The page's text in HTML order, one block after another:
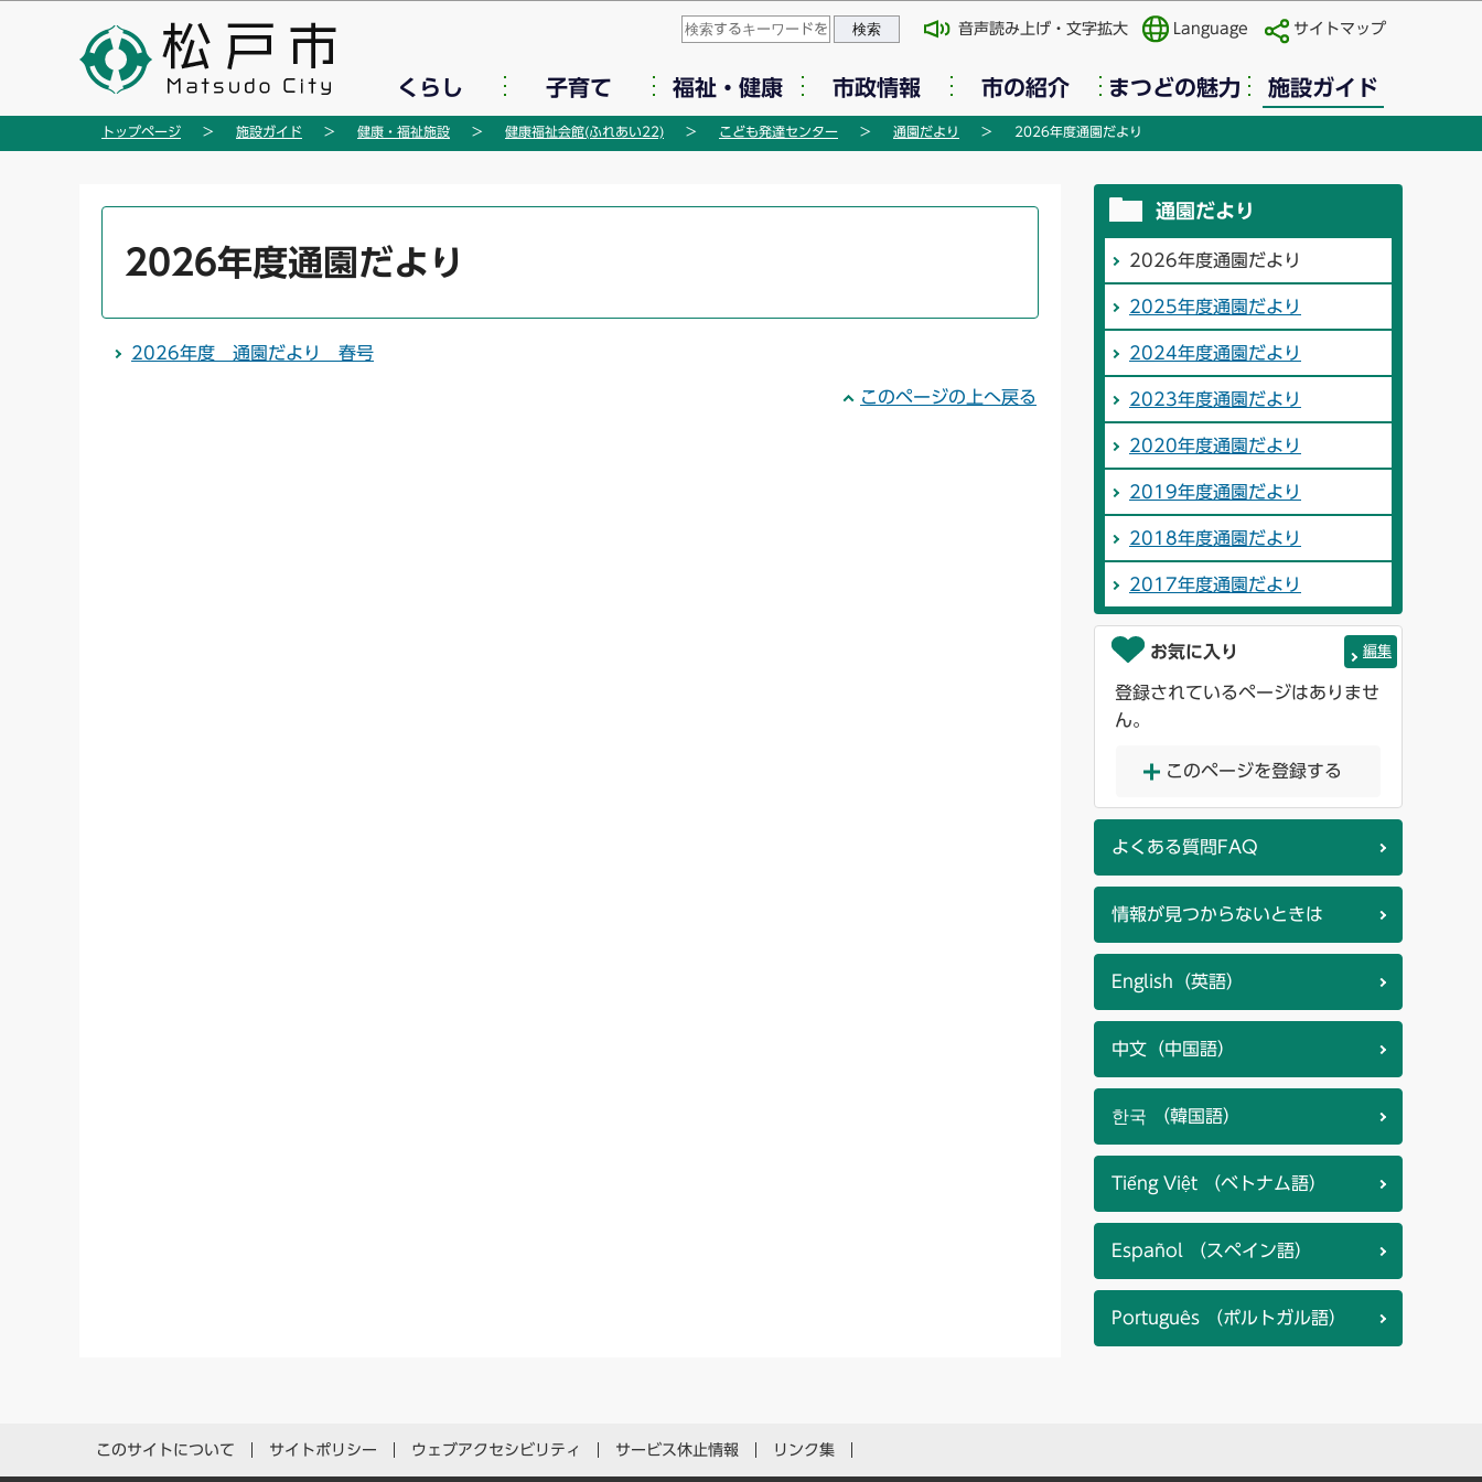
の
このページの本文へ移動
音声読み上げ・文字拡大 Language サイトマップ
くらし 子育て 福祉・健康 市政情報 市の紹介 まつどの魅力 施設ガイド
トップページ 施設ガイド 健康・福祉施設 健康福祉会館(ふれあい22) こども発達センター 通園だより 2026年度通園だより
ら
2026年度通園だより
2026年度 通園だより 春号
このページの上へ戻る
通園だより
2026年度通園だより
2025年度通園だより
2024年度通園だより
2023年度通園だより
2020年度通園だより
2019年度通園だより
2018年度通園だより
2017年度通園だより
お気に入り 編集
登録されているページはありませ
ん。
このページを登録する
よくある質問FAQ
情報が見つからないときは
English（英語）
中文（中国語）
한국 （韓国語）
Tiếng Việt （ベトナム語）
Español （スペイン語）
Português （ポルトガル語）
このサイトについて サイトポリシー ウェブアクセシビリティ サービス休止情報 リンク集